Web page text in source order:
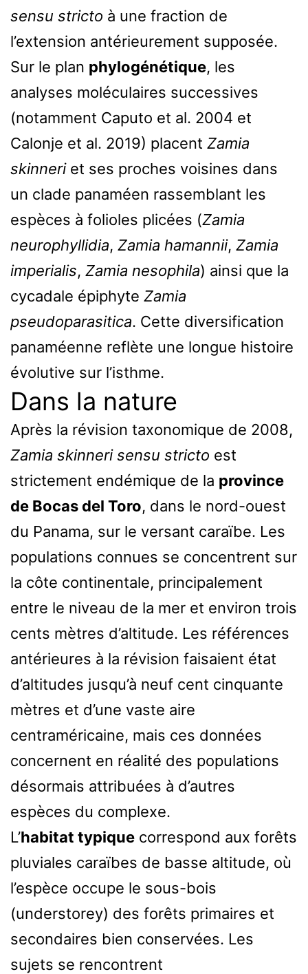
sensu stricto à une fraction de
l’extension antérieurement supposée.
Sur le plan phylogénétique, les
analyses moléculaires successives
(notamment Caputo et al. 2004 et
Calonje et al. 2019) placent Zamia
skinneriet ses proches voisines dans
un clade panaméen rassemblant les
espèces à folioles plicées (Zamia
neurophyllidia, Zamia hamannii, Zamia
imperialis, Zamia nesophila) ainsi que la
cycadale épiphyte Zamia
pseudoparasitica. Cette diversification
panaméenne reflète une longue histoire
évolutive sur l’isthme.
Dans la nature
Après la révision taxonomique de 2008,
Zamia skinneri sensu stricto est
strictement endémique de la province
de Bocas del Toro, dans le nord-ouest
du Panama, sur le versant caraïbe. Les
populations connues se concentrent sur
la côte continentale, principalement
entre le niveau de la mer et environ trois
cents mètres d’altitude. Les références
antérieures à la révision faisaient état
d’altitudes jusqu’à neuf cent cinquante
mètres et d’une vaste aire
centraméricaine, mais ces données
concernent en réalité des populations
désormais attribuées à d’autres
espèces du complexe.
L’habitat typique correspond aux forêts
pluviales caraïbes de basse altitude, où
l’espèce occupe le sous-bois
(understorey) des forêts primaires et
secondaires bien conservées. Les
sujets se rencontrent